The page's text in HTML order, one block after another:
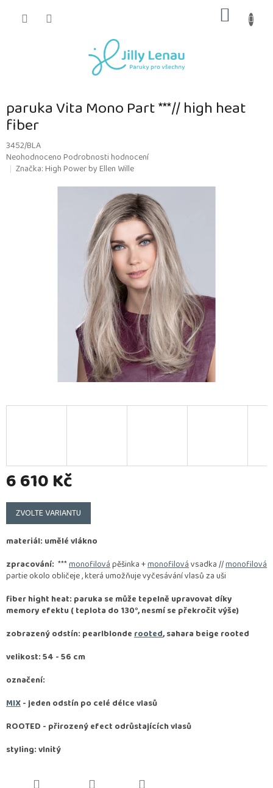
KOŠÍK
paruka Vita Mono Part ***// high heat
fiber
3452/BLA
Průměrné
hodnocení
NeohodnocenoPodrobnosti hodnocení
Značka:High Power by Ellen Wille
6 610 Kč
Měrná
cena:
ZVOLTE VARIANTU
materiál: umělé vlákno
zpracování: ***monofilovápěšinka +monofilovávsadka //monofilová
partie okolo obličeje , která umožňuje vyčesávání vlasů za uši
fiber hight heat: paruka se může tepelně upravovat díky
memory efektu ( teplota do 130°, nesmí se překročit výše)
zobrazený odstín: pearlblonderooted, sahara beige rooted
velikost: 54 - 56 cm
označení:
MIX- jeden odstín po celé délce vlasů
ROOTED - přirozený efect odrůstajících vlasů
styling: vlnitý